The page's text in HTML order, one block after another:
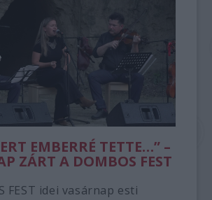
EMBERRÉ TETTE…” –
ZÁRT A DOMBOS FEST
FEST idei vasárnap esti